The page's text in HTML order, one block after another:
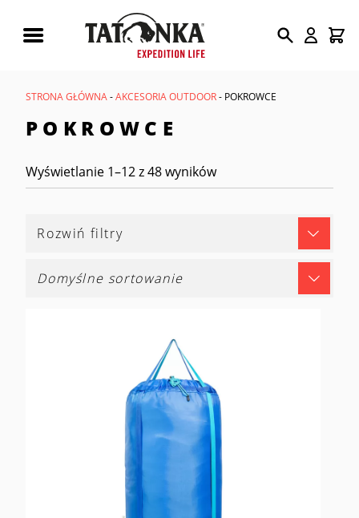
STRONA GŁÓWNA-AKCESORIA OUTDOOR- POKROWCE
POKROWCE
Wyświetlanie 1–12 z 48 wyników
Rozwiń filtry